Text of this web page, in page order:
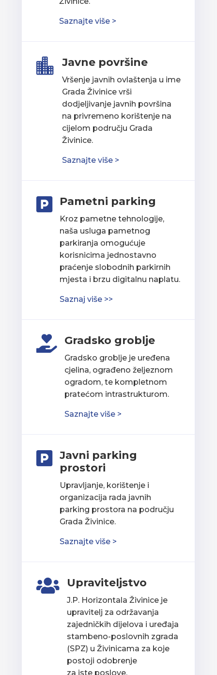
Saznajte više >
 Javne površine
Vršenje javnih ovlaštenja u ime
Grada Živinice vrši
dodjeljivanje javnih površina
na privremeno korištenje na
cijelom području Grada
Živinice.
Saznajte više >
 Pametni parking
Kroz pametne tehnologije,
naša usluga pametnog
parkiranja omogućuje
korisnicima jednostavno
praćenje slobodnih parkirnih
mjesta i brzu digitalnu naplatu.
Saznaj više >>
 Gradsko groblje
Gradsko groblje je uređena
cjelina, ograđeno željeznom
ogradom, te kompletnom
pratećom intrastrukturom.
Saznajte više >

Javni parking
prostori
Upravljanje, korištenje i
organizacija rada javnih
parking prostora na području
Grada Živinice.
Saznajte više >
 Upraviteljstvo
J.P. Horizontala Živinice je
upravitelj za održavanja
zajedničkih dijelova i uređaja
stambeno-poslovnih zgrada
(SPZ) u Živinicama za koje
postoji odobrenje
za iste poslove.